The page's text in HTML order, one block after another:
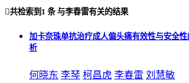
共检索到 1 条与李春雷有关的结果
加卡奈珠单抗治疗成人偏头痛有效性与安全
析
何晓东 李琴 柯昌虎 李春雷 刘慧敏